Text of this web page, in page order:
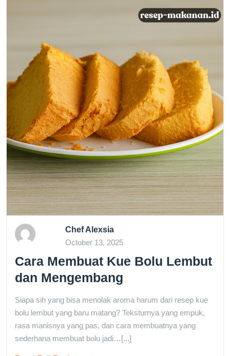
Chef Alexsia
October 13, 2025
Cara Membuat Kue Bolu Lembut
dan Mengembang
Siapa sih yang bisa menolak aroma harum dari resep kue
bolu lembut yang baru matang? Teksturnya yang empuk,
rasa manisnya yang pas, dan cara membuatnya yang
sederhana membuat bolu jadi…[...]